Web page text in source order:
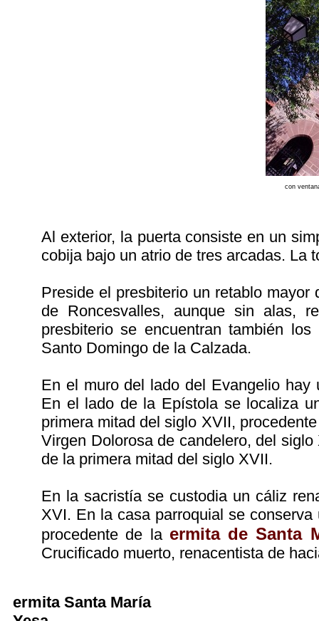
con
Al exterior, la puerta consiste en un
cobija bajo un atrio de tres arcadas. La
Preside el presbiterio un retablo
de Roncesvalles, aunque sin alas,
presbiterio se encuentran también
Santo Domingo de la Calzada.
En el muro del lado del Evangelio
En el lado de la Epístola se localiza
primera mitad del siglo XVII,
Virgen Dolorosa de candelero, del
de la primera mitad del siglo XVII.
En la sacristía se custodia un cáliz
XVI. En la casa parroquial se
procedente de la ermita de Santa
Crucificado muerto, renacentista de
ermita Santa María